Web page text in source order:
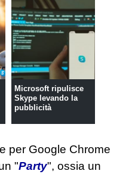
Microsoft ripulisce
Skype levando la
pubblicità
per Google Chrome
"Party", ossia un